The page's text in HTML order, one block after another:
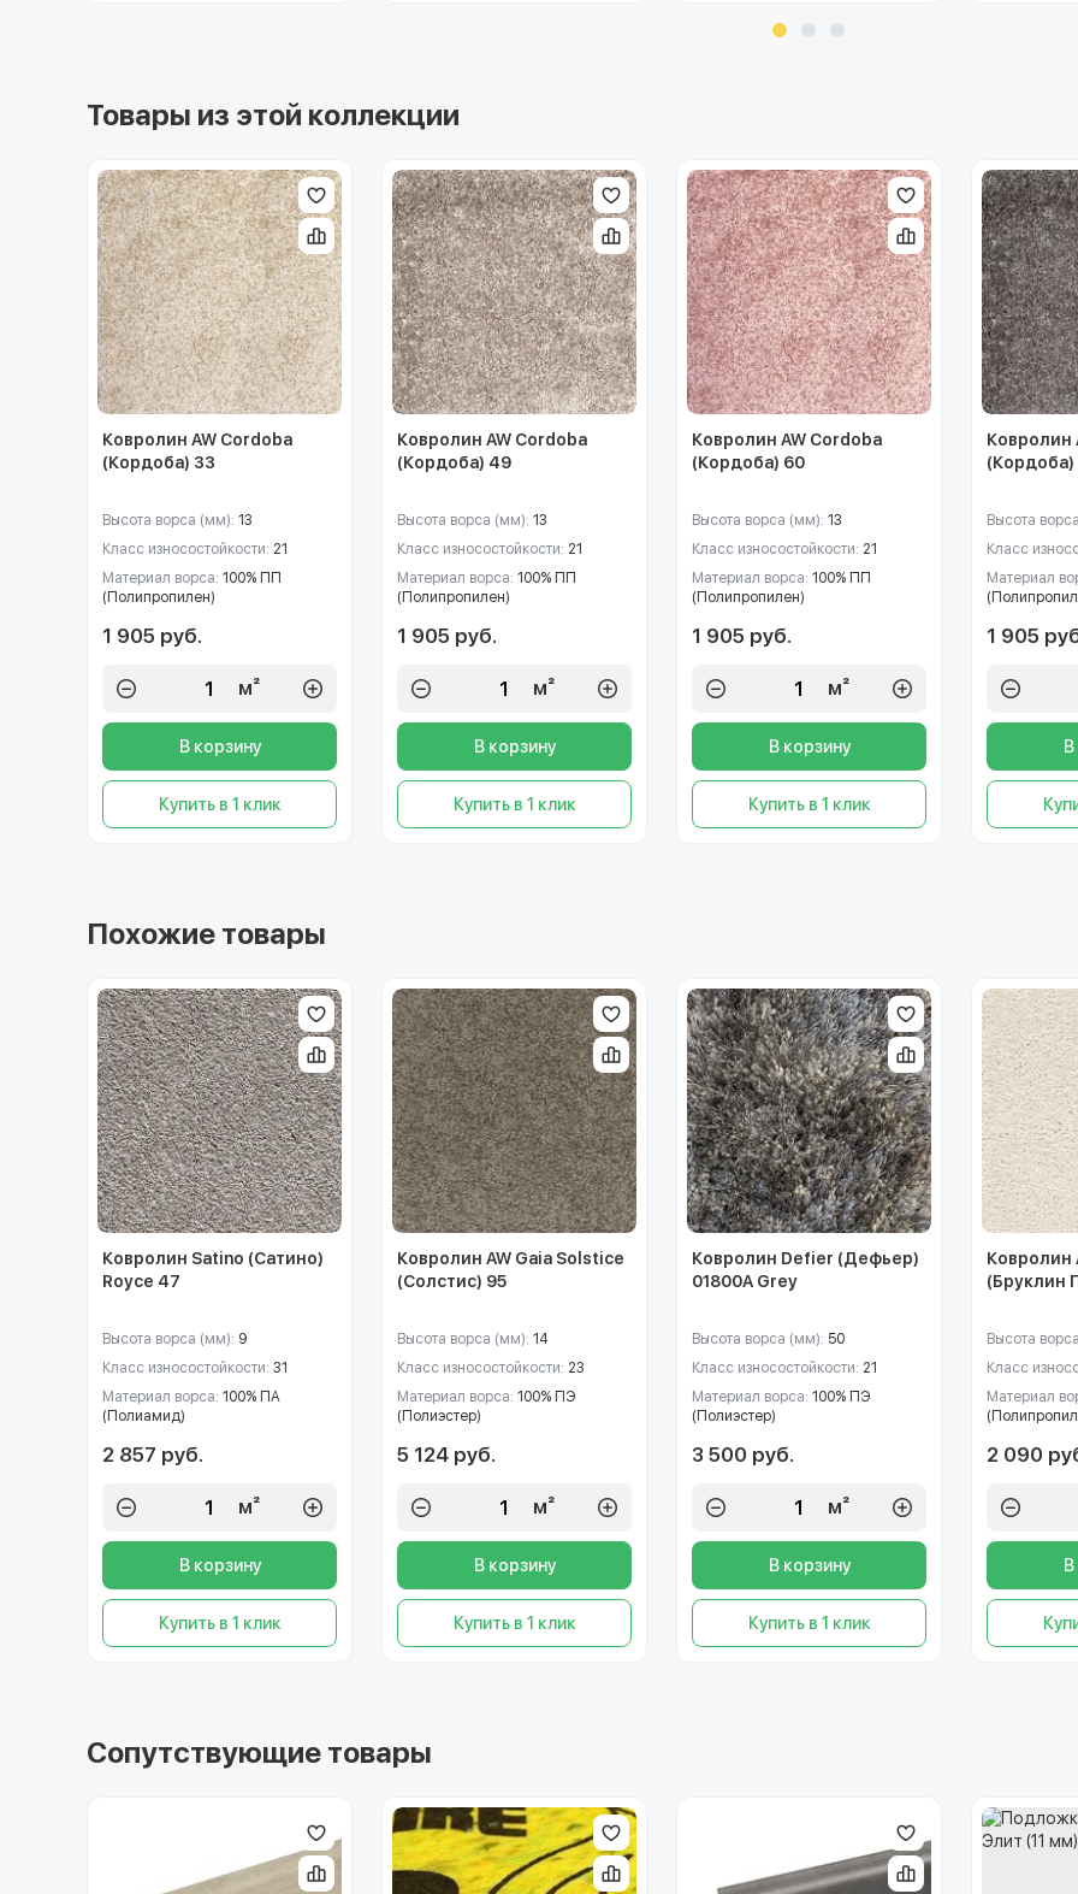
Товары из этой коллекции
Ковролин AW Cordoba
(Кордоба) 33
Высота ворса (мм): 13
Класс износостойкости: 21
Материал ворса: 100% ПП
(Полипропилен)
1 905 руб.
м²
В корзину
Купить в 1 клик
Ковролин AW Cordoba
(Кордоба) 49
Высота ворса (мм): 13
Класс износостойкости: 21
Материал ворса: 100% ПП
(Полипропилен)
1 905 руб.
м²
В корзину
Купить в 1 клик
Ковролин AW Cordoba
(Кордоба) 60
Высота ворса (мм): 13
Класс износостойкости: 21
Материал ворса: 100% ПП
(Полипропилен)
1 905 руб.
м²
В корзину
Купить в 1 клик
Ковролин
(Кордоба)
Высота
Класс
Материал
1 905
Похожие товары
Ковролин Satino (Сатино)
Royce 47
Высота ворса (мм): 9
Класс износостойкости: 31
Материал ворса: 100% ПА
(Полиамид)
2 857 руб.
м²
В корзину
Купить в 1 клик
Ковролин AW Gaia Solstice
(Солстис) 95
Высота ворса (мм): 14
Класс износостойкости: 23
Материал ворса: 100% ПЭ
(Полиэстер)
5 124 руб.
м²
В корзину
Купить в 1 клик
Ковролин Defier (Дефьер)
01800A Grey
Высота ворса (мм): 50
Класс износостойкости: 21
Материал ворса: 100% ПЭ
(Полиэстер)
3 500 руб.
м²
В корзину
Купить в 1 клик
Ковролин
(Бруклин
Высота
Класс
Материал
2 090
Сопутствующие товары